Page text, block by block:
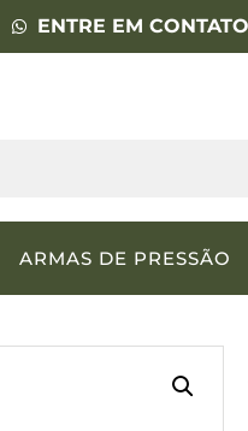
ENTRE EM
ARMAS DE PRESSÃO